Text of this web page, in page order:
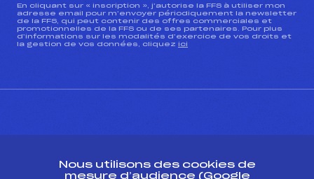
En cliquant sur « inscription », j’autorise la FFS à utiliser mon
adresse email pour m’envoyer périodiquement la newsletter
de la FFS, qui peut contenir des offres commerciales et
promotionnelles de la FFS ou de ses partenaires. Pour plus
d’informations sur les modalités d’exercice de vos droits et
la gestion de vos données, cliquez ici
Nous utilisons des cookies de
mesure d’audience (Google